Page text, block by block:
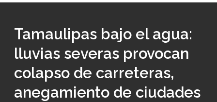
Tamaulipas bajo el agua:
lluvias severas provocan
colapso de carreteras,
anegamiento de ciudades